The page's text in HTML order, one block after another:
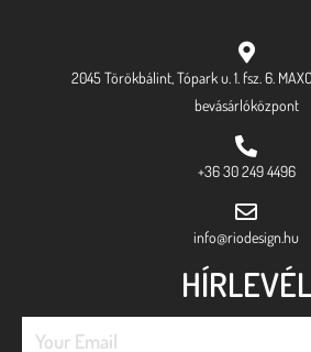
2045 Törökbálint, Tópark u. 1. fsz. 6.
bevásárlóközpont
+36 30 249 4496
info@riodesign.hu
HÍRLEVÉL